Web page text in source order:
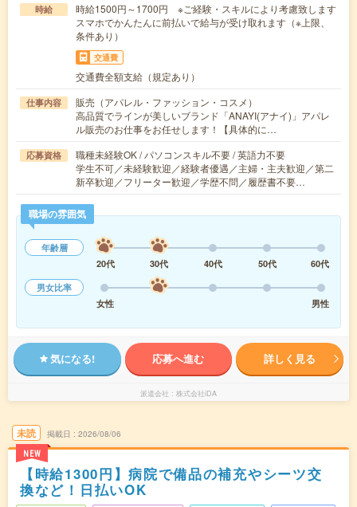
時給
時給1500円～1700円 ※ご経験・スキルにより考慮致します
スマホでかんたんに前払いで給与が受け取れます（※上限、
条件あり）
交通費
交通費全額支給（規定あり）
仕事内容
販売（アパレル・ファッション・コスメ）
高品質でラインが美しいブランド「ANAYI(アナイ)」アパレ
ル販売のお仕事をお任せします！【具体的に…
応募資格
職種未経験OK / パソコンスキル不要 / 英語力不要
学生不可／未経験歓迎／経験者優遇／主婦・主夫歓迎／第二
新卒歓迎／フリーター歓迎／学歴不問／履歴書不要…
職場の雰囲気
年齢層
20代
30代 40代 50代
60代
男女比率
女性
男性
気になる! 応募へ進む 詳しく見る
派遣会社 株式会社iDA
未読
NEW
掲載日 2026/08/06
【時給1300円】病院で備品の補充やシーツ交
換など！日払いOK